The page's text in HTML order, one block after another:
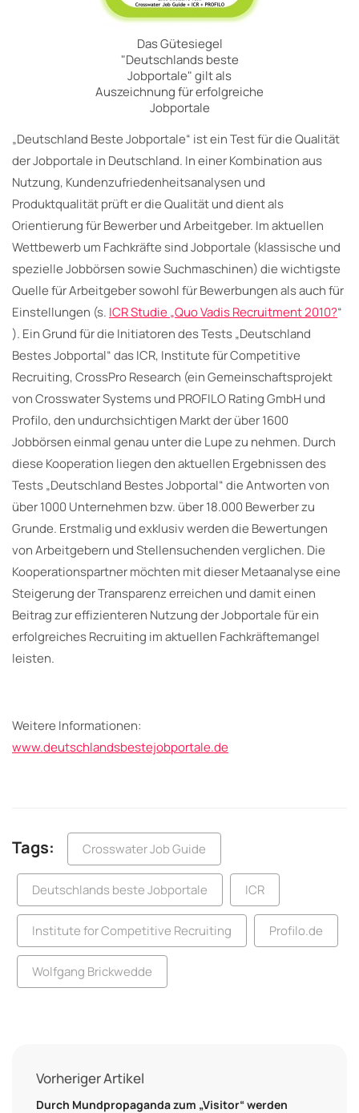
Das Gütesiegel
"Deutschlands beste
Jobportale" gilt als
Auszeichnung für erfolgreiche
Jobportale
„Deutschland Beste Jobportale“ ist ein Test für die Qualität
der Jobportale in Deutschland. In einer Kombination aus
Nutzung, Kundenzufriedenheitsanalysen und
Produktqualität prüft er die Qualität und dient als
Orientierung für Bewerber und Arbeitgeber. Im aktuellen
Wettbewerb um Fachkräfte sind Jobportale (klassische und
spezielle Jobbörsen sowie Suchmaschinen) die wichtigste
Quelle für Arbeitgeber sowohl für Bewerbungen als auch für
Einstellungen (s. ICR Studie „Quo Vadis Recruitment 2010?“
). Ein Grund für die Initiatoren des Tests „Deutschland
Bestes Jobportal“ das ICR, Institute für Competitive
Recruiting, CrossPro Research (ein Gemeinschaftsprojekt
von Crosswater Systems und PROFILO Rating GmbH und
Profilo, den undurchsichtigen Markt der über 1600
Jobbörsen einmal genau unter die Lupe zu nehmen. Durch
diese Kooperation liegen den aktuellen Ergebnissen des
Tests „Deutschland Bestes Jobportal“ die Antworten von
über 1000 Unternehmen bzw. über 18.000 Bewerber zu
Grunde. Erstmalig und exklusiv werden die Bewertungen
von Arbeitgebern und Stellensuchenden verglichen. Die
Kooperationspartner möchten mit dieser Metaanalyse eine
Steigerung der Transparenz erreichen und damit einen
Beitrag zur effizienteren Nutzung der Jobportale für ein
erfolgreiches Recruiting im aktuellen Fachkräftemangel
leisten.
Weitere Informationen:
www.deutschlandsbestejobportale.de
Tags: Crosswater Job Guide
Deutschlands beste Jobportale ICR
Institute for Competitive Recruiting Profilo.de
Wolfgang Brickwedde
Vorheriger Artikel
Durch Mundpropaganda zum „Visitor“ werden